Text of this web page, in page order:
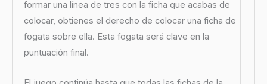
formar una línea de tres con la ficha que acabas de
colocar, obtienes el derecho de colocar una ficha de
fogata sobre ella. Esta fogata será clave en la
puntuación final.